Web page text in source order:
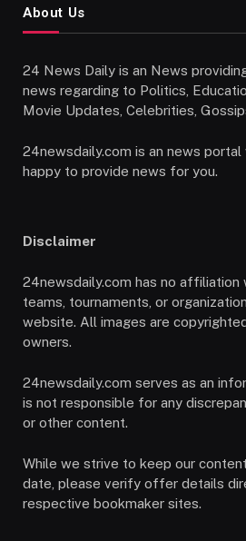
About Us
24 News Daily is an News
news regarding to Politics,
Movie Updates, Celebrities,
24newsdaily.com is an news
happy to provide news for you.
Disclaimer
24newsdaily.com has no affiliation
teams, tournaments, or
website. All images are
owners.
24newsdaily.com serves as an
is not responsible for any
or other content.
While we strive to keep our
date, please verify offer details
respective bookmaker sites.